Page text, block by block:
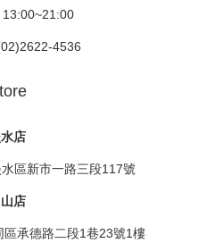
4536
店
區新市一路三段117號
店
承德路二段1巷23號1樓